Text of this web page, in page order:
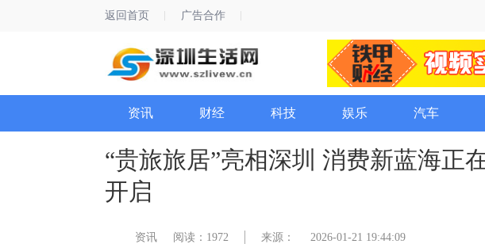
返回首页 广告合作
资讯 财经 科技 娱乐 汽车
“贵旅旅居”亮相深圳 消费新蓝海正
开启
资讯 阅读：1972 来源： 2026-01-21 19:44:09